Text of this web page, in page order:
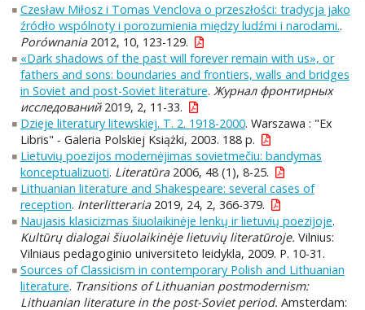
Czesław Miłosz i Tomas Venclova o przeszłości: tradycja jako
źródło wspólnoty i porozumienia między ludźmi i narodami..
Porównania2012, 10, 123-129.
«Dark shadows of the past will forever remain with us», or
fathers and sons: boundaries and frontiers, walls and bridges
in Soviet and post-Soviet literature. Журнал фронтирных
исследований2019, 2, 11-33.
Dzieje literatury litewskiej. T. 2. 1918-2000. Warszawa : "Ex
Libris" - Galeria Polskiej Książki, 2003. 188 p.
Lietuvių poezijos modernėjimas sovietmečiu: bandymas
konceptualizuoti. Literatūra2006, 48 (1), 8-25.
Lithuanian literature and Shakespeare: several cases of
reception. Interlitteraria2019, 24, 2, 366-379.
Naujasis klasicizmas šiuolaikinėje lenkų ir lietuvių poezijoje.
Kultūrų dialogai šiuolaikinėje lietuvių literatūroje. Vilnius:
Vilniaus pedagoginio universiteto leidykla, 2009. P. 10-31.
Sources of Classicism in contemporary Polish and Lithuanian
literature. Transitions of Lithuanian postmodernism:
Lithuanian literature in the post-Soviet period. Amsterdam: